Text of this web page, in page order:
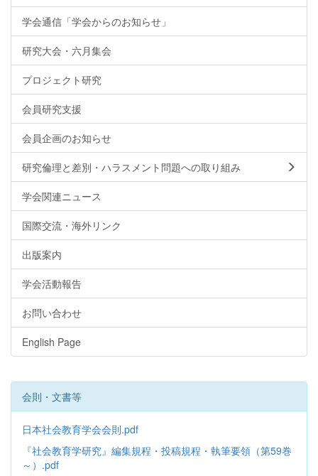
学会通信「学会からのお知らせ」
研究大会・六月集会
プロジェクト研究
会員研究支援
会員企画のお知らせ
研究倫理と差別・ハラスメント問題への取り組み
学会関連ニュース
国際交流・海外リンク
出版案内
学会活動報告
お問い合わせ
English Page
会則・文書等
日本社会教育学会会則.pdf
『社会教育学研究』編集規程・投稿規程・執筆要領（第59巻
～）.pdf